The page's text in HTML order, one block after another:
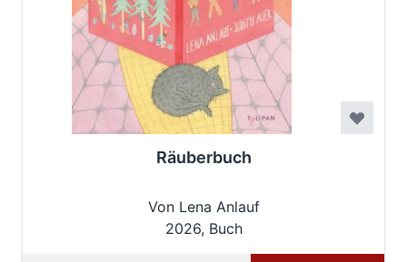
Räuberbuch
Von Lena Anlauf
2026, Buch